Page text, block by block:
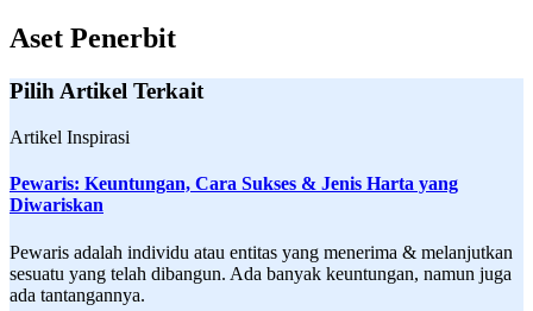
Aset Penerbit
Pilih Artikel Terkait
Artikel Inspirasi
Pewaris: Keuntungan, Cara Sukses & Jenis Harta yang
Diwariskan
Pewaris adalah individu atau entitas yang menerima & melanjutkan
sesuatu yang telah dibangun. Ada banyak keuntungan, namun juga
ada tantangannya.